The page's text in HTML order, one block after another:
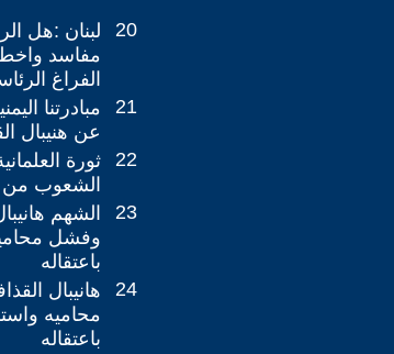
لبنان :هل
مفاسد
الفراغ
20
مبادرتنا
عن هنيبال
21
ثورة
الشعوب من
22
الشهم
وفشل
باعتقاله
23
هانيبال
محاميه
باعتقاله
24